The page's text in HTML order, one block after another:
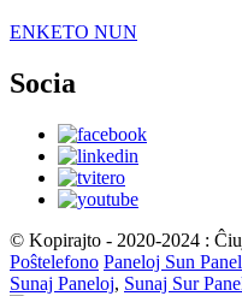
ENKETO NUN
Socia
© Kopirajto - 2020-2024 :
Poŝtelefono Paneloj Sun
Sunaj Paneloj, Sunaj Sur